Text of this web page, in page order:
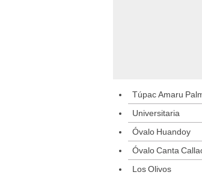
Túpac Amaru
Universitaria
Óvalo Huandoy
Óvalo Canta
Los Olivos